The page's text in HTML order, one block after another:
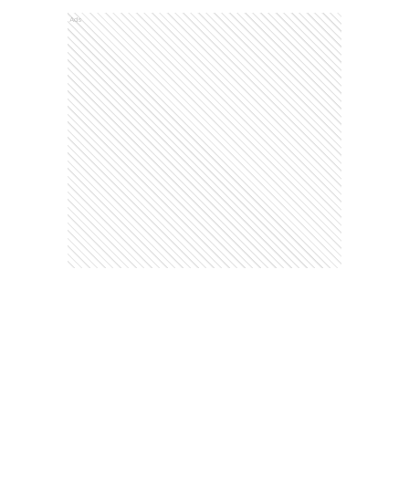
Ads